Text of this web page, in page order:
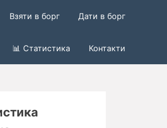
Взяти в борг Дати в борг
📊 Статистика Контакти